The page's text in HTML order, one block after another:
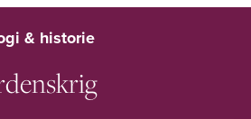
& historie